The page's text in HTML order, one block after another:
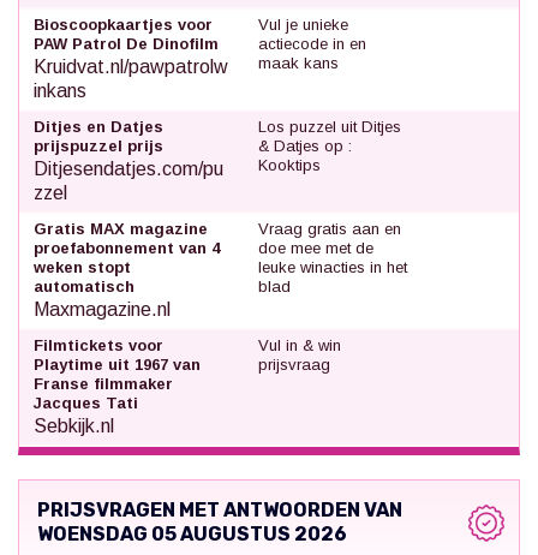
Bioscoopkaartjes voor
PAW Patrol De Dinofilm
Kruidvat.nl/pawpatrolw
inkans
Vul je unieke
actiecode in en
maak kans
Ditjes en Datjes
prijspuzzel prijs
Ditjesendatjes.com/pu
zzel
Los puzzel uit Ditjes
& Datjes op :
Kooktips
Gratis MAX magazine
proefabonnement van 4
weken stopt
automatisch
Maxmagazine.nl
Vraag gratis aan en
doe mee met de
leuke winacties in het
blad
Filmtickets voor
Playtime uit 1967 van
Franse filmmaker
Jacques Tati
Sebkijk.nl
Vul in & win
prijsvraag
PRIJSVRAGEN MET ANTWOORDEN VAN
WOENSDAG 05 AUGUSTUS 2026